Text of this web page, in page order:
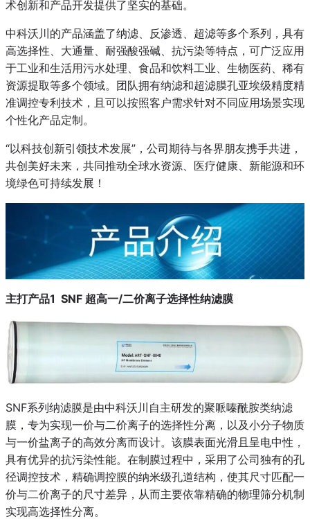
术创新和产品开发提供了坚实的基础。
中科沃川的产品涵盖了纳滤、反渗透、超滤等多个系列，具有
高选择性、大通量、耐强酸强碱、抗污染等特点，可广泛应用
于工业和生活用污水处理、食品和饮料工业、生物医药、稀有
资源提取等多个领域。团队拥有纳滤和超滤膜孔亚埃级精度精
准调控专利技术，且可以按照客户需求针对不同应用场景实现
个性化产品定制。
“以科技创新引领技术发展”，公司期待与各界朋友携手共进，
共创美好未来，共同推动全球水资源、医疗健康、新能源和环
境绿色可持续发展！
主打产品1 SNF 超高一/二价离子选择性纳滤膜
SNF系列纳滤膜是由中科沃川自主研发的聚哌嗪酰胺类纳滤
膜，专为实现一价与二价离子的选择性分离，以及小分子物质
与一价盐离子的高效分离而设计。该膜表面光滑且呈电中性，
具有优异的抗污染性能。在制膜过程中，采用了公司独有的孔
径调控技术，精确调控膜的纳米级孔道结构，使其尺寸匹配一
价与二价离子的尺寸差异，从而主要依靠精确的物理筛分机制
实现高选择性分离。